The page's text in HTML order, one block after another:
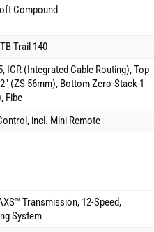
Compound
Trail 140
ICR (Integrated Cable Routing), Top
(ZS 56mm), Bottom Zero-Stack 1
Fibe
incl. Mini Remote
Transmission, 12-Speed,
System